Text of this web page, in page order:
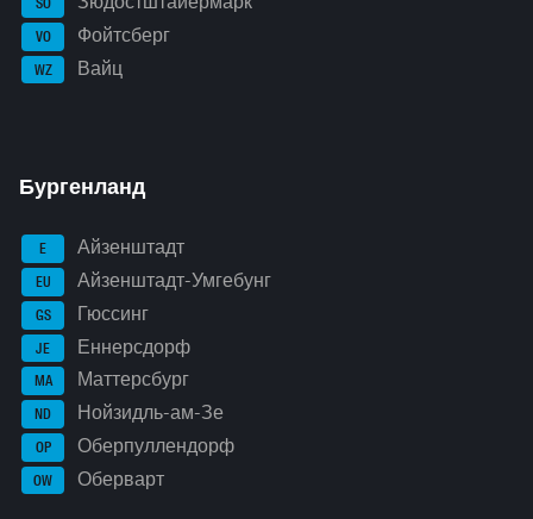
VO Фойтсберг
WZ Вайц
Бургенланд
E Айзенштадт
EU Айзенштадт-Умгебунг
GS Гюссинг
JE Еннерсдорф
MA Маттерсбург
ND Нойзидль-ам-Зе
OP Оберпуллендорф
OW Оберварт